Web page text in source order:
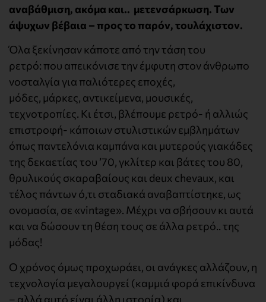
αναβάθμιση, ακόμα και.. μετενσάρκωση. Των
άψυχων βέβαια – προς το παρόν, τουλάχιστον.
Όλα ξεκίνησαν κάποτε από την τάση του
ρετρό: που απεικόνισε την έμφυτη στον άνθρωπο
νοσταλγία για παλιότερες εποχές,
μόδες, μάρκες, αντικείμενα, μουσικές,
τεχνοτροπίες. Κι έτσι, βλέπουμε ρετρό- ή αλλιώς
επιστροφή- κάποιων στυλιστικών εμβλημάτων
όπως παντελόνια καμπάνα και μυτερούς γιακάδες
της δεκαετίας του ’70, γκλίτερ και βάτες του 80,
θρυλικούς σκαραβαίους και deux chevaux, και
τέλος πάντων ό,τι σταδιακά αναβαπτίστηκε, ως
ονομασία, σε «vintage». Μέχρι να σβήσουν κι αυτά
και να δώσουν τη θέση τους σε άλλα ρετρό.. της
μόδας!
Ο χρόνος όμως προχωράει, οι ανάγκες αλλάζουν, η
τεχνολογία μεγαλουργεί (καμμιά φορά επικίνδυνα
– αλλά αυτό είναι άλλη ιστορία) και